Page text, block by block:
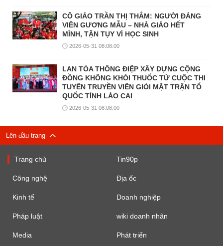
CÔ GIÁO TRẦN THỊ THẮM: NGƯỜI ĐẢNG
VIÊN GƯƠNG MẪU – NHÀ GIÁO HẾT
MÌNH, TẬN TỤY VÌ HỌC SINH
2026-05-31 08:08:00
LAN TỎA THÔNG ĐIỆP XÂY DỰNG CỘNG
ĐỒNG KHÔNG KHÓI THUỐC TỪ CUỘC THI
TUYÊN TRUYỀN VIÊN GIỎI MẶT TRẬN TỔ
QUỐC TỈNH LÀO CAI
2026-05-31 08:08:00
Lên đầu trang
Trang chủ Tin90p
Công nghệ Địa ốc
Kinh tế Doanh nghiệp
Pháp luật wiki doanh nhân
Media Phát triển